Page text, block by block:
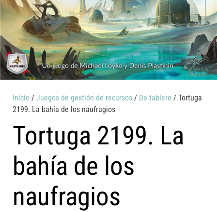
Inicio /Juegos de gestión de recursos / De tablero / Tortuga
2199. La bahía de los naufragios
Tortuga 2199. La
bahía de los
naufragios